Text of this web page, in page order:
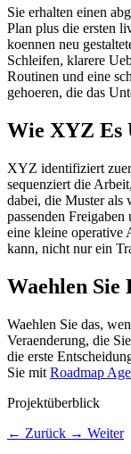
Sie erhalten einen
Plan plus die ersten
koennen neu
Schleifen, klarere
Routinen und eine
gehoeren, die das
Wie XYZ Es
XYZ identifiziert
sequenziert die
dabei, die Muster als
passenden
eine kleine operative
kann, nicht nur ein
Waehlen Sie
Waehlen Sie das,
Veraenderung, die
die erste
Sie mit Roadmap
Projektüberblick
← Zurück → Weiter